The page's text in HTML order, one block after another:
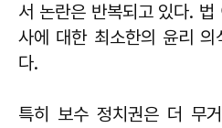
서 논란은 반복되고 있다.
사에 대한 최소한의 윤리 의
다.
특히 보수 정치권은 더 무